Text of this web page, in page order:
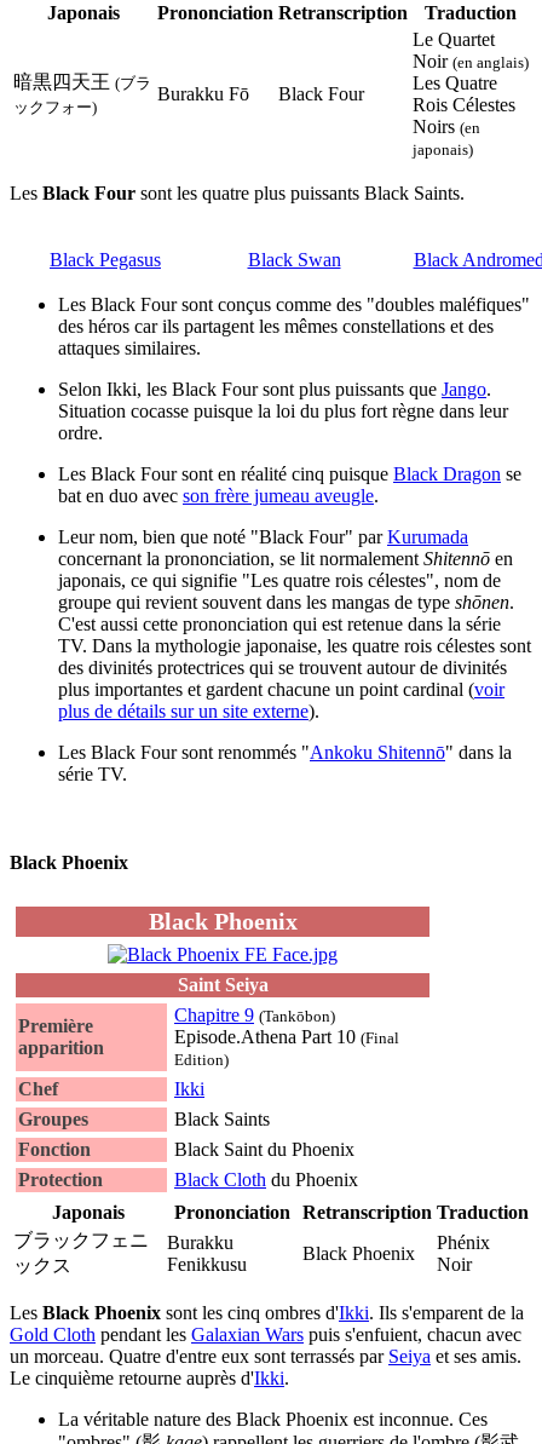
Japonais Prononciation Retranscription Traduction
暗黒四天王 (ブラ
ックフォー)
Burakku Fō Black Four
Le Quartet
Noir (en anglais)
Les Quatre
Rois Célestes
Noirs (en
japonais)
Les Black Four sont les quatre plus puissants Black Saints.
Black Pegasus Black Swan Black
Les Black Four sont conçus comme des "doubles maléfiques"
des héros car ils partagent les mêmes constellations et des
attaques similaires.
Selon Ikki, les Black Four sont plus puissants que Jango.
Situation cocasse puisque la loi du plus fort règne dans leur
ordre.
Les Black Four sont en réalité cinq puisque Black Dragon se
bat en duo avec son frère jumeau aveugle.
Leur nom, bien que noté "Black Four" parKurumada
concernant la prononciation, se lit normalement Shitennō en
japonais, ce qui signifie "Les quatre rois célestes", nom de
groupe qui revient souvent dans les mangas de type shōnen.
C'est aussi cette prononciation qui est retenue dans la série
TV. Dans la mythologie japonaise, les quatre rois célestes sont
des divinités protectrices qui se trouvent autour de divinités
plus importantes et gardent chacune un point cardinal (voir
plus de détails sur un site externe).
Les Black Four sont renommés "Ankoku Shitennō" dans la
série TV.
Black Phoenix
Black Phoenix
Saint Seiya
Première
apparition
Chapitre 9 (Tankōbon)
Episode.Athena Part 10 (Final
Edition)
Chef
Ikki
Groupes
Black Saints
Fonction
Black Saint du Phoenix
Protection
Black Cloth du Phoenix
Japonais
Prononciation Retranscription Traduction
ブラックフェニ
ックス
Burakku
Fenikkusu
Black Phoenix
Phénix
Noir
Les Black Phoenix sont les cinq ombres d'Ikki. Ils s'emparent de la
Gold Cloth pendant les Galaxian Wars puis s'enfuient, chacun avec
un morceau. Quatre d'entre eux sont terrassés par Seiya et ses amis.
Le cinquième retourne auprès d'Ikki.
La véritable nature des Black Phoenix est inconnue. Ces